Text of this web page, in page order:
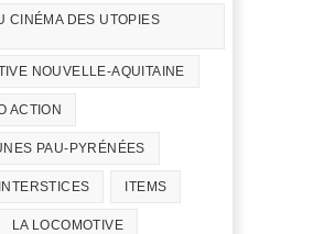
CINÉMA DES UTOPIES
NOUVELLE-AQUITAINE
ACTION
PAU-PYRÉNÉES
INTERSTICES ITEMS
LA LOCOMOTIVE